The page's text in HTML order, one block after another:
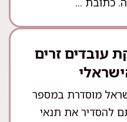
עובדים זרים
מוסדרת במספר
להסדיר את תנאי